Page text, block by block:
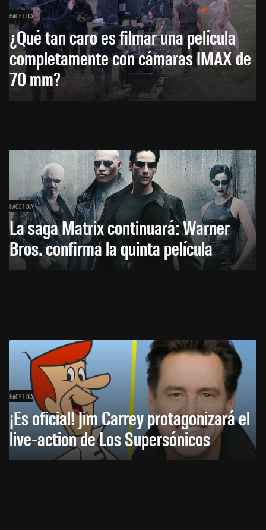
HACE 1 DÍA
¿Qué tan caro es filmar una película
completamente con cámaras IMAX de
70 mm?
HACE 1 DÍA
La saga Matrix continuará: Warner
Bros. confirma la quinta película
HACE 1 DÍA
¡Es oficial! Jim Carrey protagonizará el
live-action de Los Supersónicos